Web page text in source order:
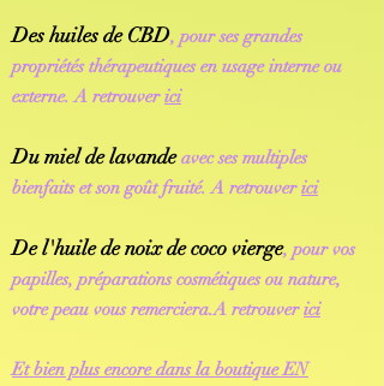
Des huiles de CBD, pour ses grandes
propriétés thérapeutiques en usage interne ou
externe.A retrouver ici
Du miel de lavandeavec ses multiples
bienfaits et son goût fruité.A retrouver ici
De l'huile de noix de coco vierge, pour vos
papilles, préparations cosmétiques ou nature,
votre peau vous remerciera.A retrouver ici
Et bien plus encore dans la boutique EN